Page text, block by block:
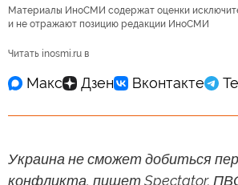
Материалы ИноСМИ содержат оценки
и не отражают позицию редакции ИноСМИ
Читать inosmi.ru в
Украина не сможет добиться
конфликта, пишет Spectator.